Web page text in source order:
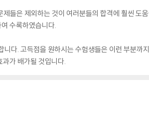
들은 제외하는 것이 여러분들의 합격에 훨씬 도
수록하였습니다.
다. 고득점을 원하시는 수험생들은 이런 부분까
가 배가될 것입니다.